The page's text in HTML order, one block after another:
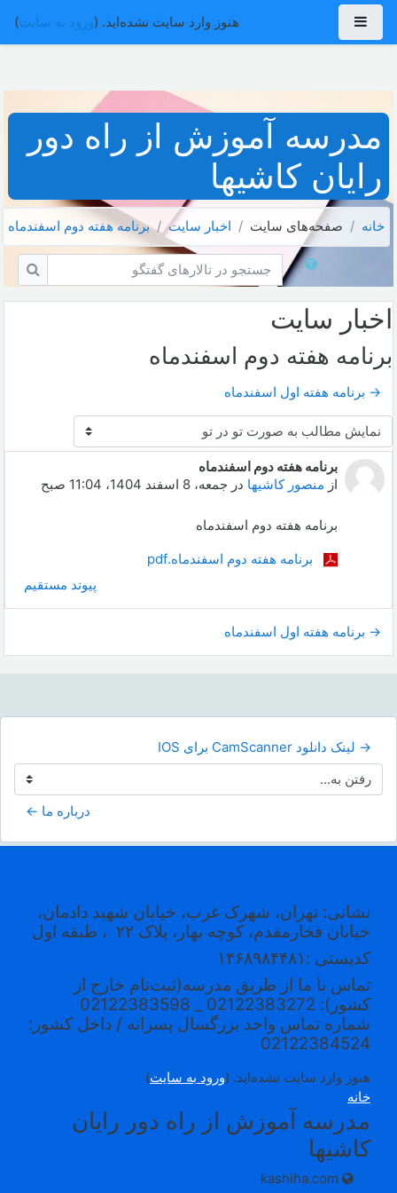
پرش به محتوای اصلی
هنوز وارد سایت نشده‌اید. (ورود به سایت)
مدرسه آموزش از راه دور
رایان کاشیها
خانه صفحه‌های سایت اخبار سايت برنامه هفته دوم اسفندماه
جستجو در تالارهای گفتگو
اخبار سايت
برنامه هفته دوم اسفندماه
→ برنامه هفته اول اسفندماه
نحوهٔ نمایش
برنامه هفته دوم اسفندماه
از منصور کاشیها در جمعه، 8 اسفند 1404، 11:04 صبح
Number of replies: 0
برنامه هفته دوم اسفندماه
برنامه هفته دوم اسفندماه.pdf
پیوند مستقیم
→ برنامه هفته اول اسفندماه
→ لینک دانلود CamScanner برای IOS
رفتن به...
درباره ما ←
نشانی: تهران، شهرک غرب، خیابان شهید دادمان،
خیابان فخارمقدم، کوچه بهار، پلاک ۲۲
، طبقه اول
کدپستی :۱۴۶۸۹۸۴۴۸۱
تماس با ما از طریق مدرسه(ثبت‌نام خارج از
کشور): 02122383272 _ 02122383598
شماره تماس واحد بزرگسال پسرانه / داخل کشور:
02122384524
هنوز وارد سایت نشده‌اید. (ورود به سایت)
خانه
مدرسه آموزش از راه دور رایان
کاشیها